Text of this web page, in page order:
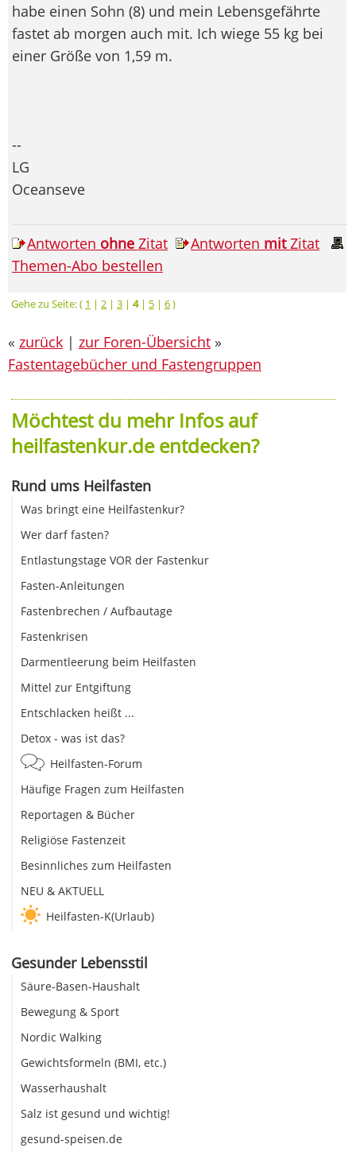
habe einen Sohn (8) und mein Lebensgefährte
fastet ab morgen auch mit. Ich wiege 55 kg bei
einer Größe von 1,59 m.
--
LG
Oceanseve
Antworten ohne Zitat Antworten mitZitat
Themen-Abo bestellen
Gehe zu Seite: ( 1 | 2 | 3 | 4| 5 | 6)
« zurück | zur Foren-Übersicht »
Fastentagebücher und Fastengruppen
Möchtest du mehr Infos auf
heilfastenkur.de entdecken?
Rund ums Heilfasten
Was bringt eine Heilfastenkur?
Wer darf fasten?
Entlastungstage VOR der Fastenkur
Fasten-Anleitungen
Fastenbrechen / Aufbautage
Fastenkrisen
Darmentleerung beim Heilfasten
Mittel zur Entgiftung
Entschlacken heißt ...
Detox - was ist das?
Heilfasten-Forum
Häufige Fragen zum Heilfasten
Reportagen & Bücher
Religiöse Fastenzeit
Besinnliches zum Heilfasten
NEU & AKTUELL
Heilfasten-K(Urlaub)
Gesunder Lebensstil
Säure-Basen-Haushalt
Bewegung & Sport
Nordic Walking
Gewichtsformeln (BMI, etc.)
Wasserhaushalt
Salz ist gesund und wichtig!
gesund-speisen.de